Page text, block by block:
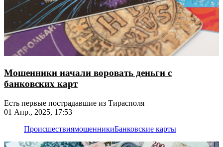
Мошенники начали воровать деньги с
банковских карт
Есть первые пострадавшие из Тирасполя
01 Апр., 2025, 17:53
ПроисшествиямошенникиБанковские карты